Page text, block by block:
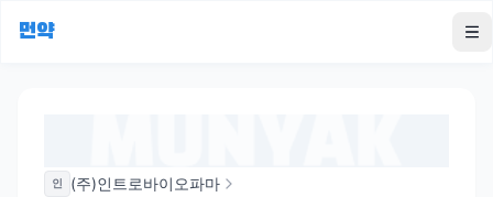
먼약
인 (주)인트로바이오파마